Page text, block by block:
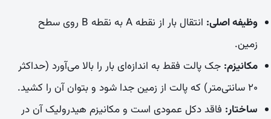
وظیفه اصلی:
انتقال بار از نقطه A به نقطه B روی سطح
زمین.
مکانیزم: جک پالت فقط به اندازه‌ای بار را بالا می‌آورد (حداکثر
۲۰ سانتی‌متر) که پالت از زمین جدا شود و بتوان آن را کشید.
ساختار: فاقد دکل عمودی است و مکانیزم هیدرولیک آن در